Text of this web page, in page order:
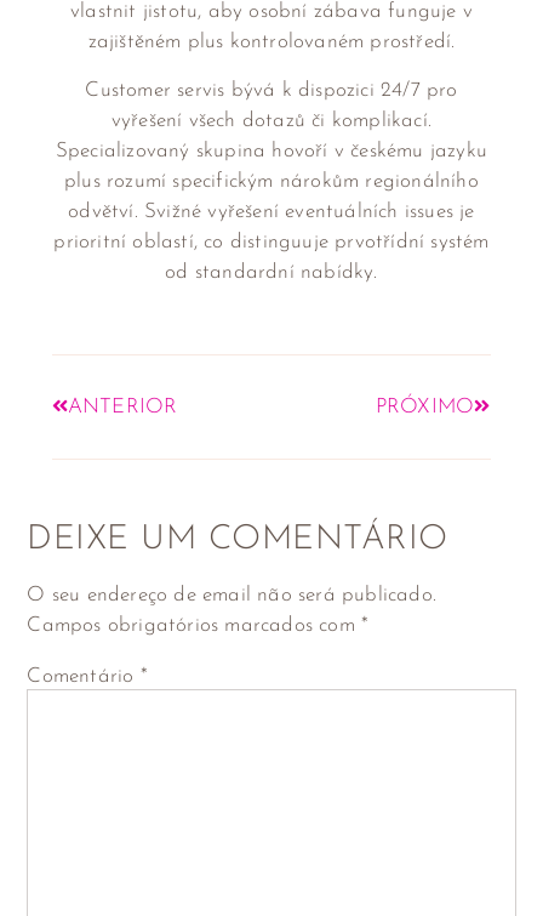
vlastnit jistotu, aby osobní zábava funguje v
zajištěném plus kontrolovaném prostředí.
Customer servis bývá k dispozici 24/7 pro
vyřešení všech dotazů či komplikací.
Specializovaný skupina hovoří v českému jazyku
plus rozumí specifickým nárokům regionálního
odvětví. Svižné vyřešení eventuálních issues je
prioritní oblastí, co distinguuje prvotřídní systém
od standardní nabídky.
ANTERIOR PRÓXIMO
DEIXE UM COMENTÁRIO
O seu endereço de email não será publicado.
Campos obrigatórios marcados com *
Comentário *